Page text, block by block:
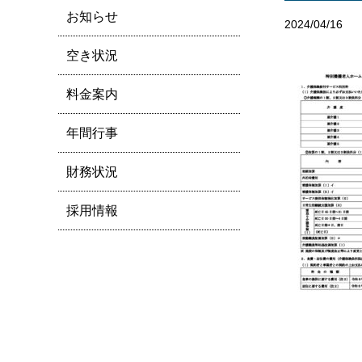
2024/04/16
お知らせ
空き状況
料金案内
年間行事
財務状況
採用情報